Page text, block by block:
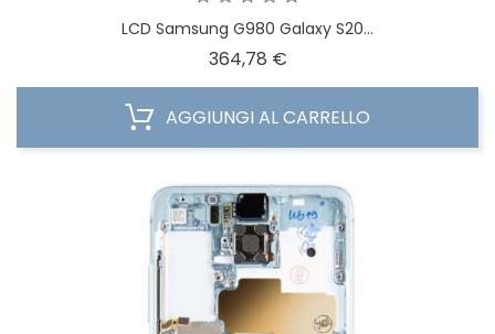
LCD Samsung G980 Galaxy S20...
364,78 €Prezzo
AGGIUNGI AL CARRELLO